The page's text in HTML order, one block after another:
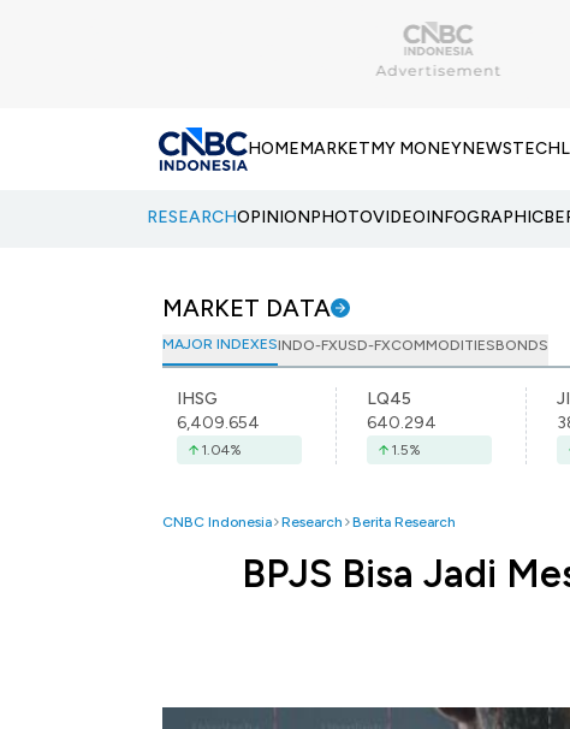
HOMEMARKETMY MONEYNEWSTECH
RESEARCHOPINIONPHOTOVIDEOINFOGRAPHIC
MARKET DATA
MAJOR INDEXESINDO-FXUSD-FXCOMMODITIESBONDS
IHSG
6,409.654
1.04%
LQ45
640.294
1.5%
CNBC Indonesia Research Berita Research
BPJS Bisa Jadi